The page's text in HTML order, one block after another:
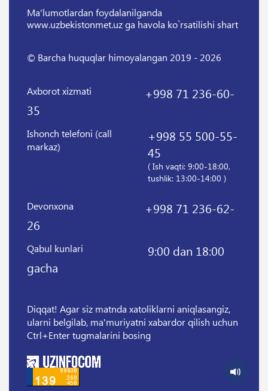
Ma'lumotlardan foydalanilganda
www.uzbekistonmet.uz ga havola ko`rsatilishi shart
© Barcha huquqlar himoyalangan 2019 - 2026
Axborot xizmati
+998 71 236-60-
35
Ishonch telefoni (call
markaz)
+998 55 500-55-
45
( Ish vaqti: 9:00-18:00,
tushlik: 13:00-14:00 )
Devonxona
+998 71 236-62-
26
Qabul kunlari
9:00 dan 18:00
gacha
Diqqat! Agar siz matnda xatoliklarni aniqlasangiz,
ularni belgilab, ma'muriyatni xabardor qilish uchun
Ctrl+Enter tugmalarini bosing